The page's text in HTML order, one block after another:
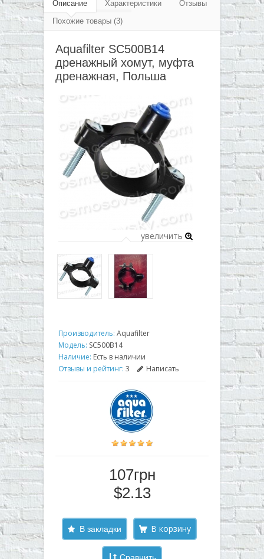
▼
Описание Характеристики
Отзывы
Похожие товары (3)
Aquafilter SC500B14
дренажный хомут, муфта
дренажная, Польша
увеличить
Производитель: Aquafilter
Модель: SC500B14
Наличие: Есть в наличии
Отзывы и рейтинг: 3 Написать
107грн
$2.13
В закладки
Сравнить